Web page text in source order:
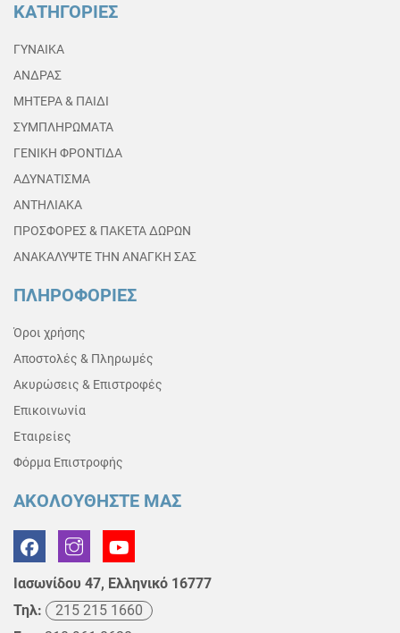
ΚΑΤΗΓΟΡΙΕΣ
ΓΥΝΑΙΚΑ
ΑΝΔΡΑΣ
ΜΗΤΕΡΑ & ΠΑΙΔΙ
ΣΥΜΠΛΗΡΩΜΑΤΑ
ΓΕΝΙΚΗ ΦΡΟΝΤΙΔΑ
ΑΔΥΝΑΤΙΣΜΑ
ΑΝΤΗΛΙΑΚΑ
ΠΡΟΣΦΟΡΕΣ & ΠΑΚΕΤΑ ΔΩΡΩΝ
ΑΝΑΚΑΛΥΨΤΕ ΤΗΝ ΑΝΑΓΚΗ ΣΑΣ
ΠΛΗΡΟΦΟΡΙΕΣ
Όροι χρήσης
Αποστολές & Πληρωμές
Ακυρώσεις & Επιστροφές
Επικοινωνία
Εταιρείες
Φόρμα Επιστροφής
ΑΚΟΛΟΥΘΗΣΤΕ ΜΑΣ
Ιασωνίδου 47, Ελληνικό 16777
Τηλ:
215 215 1660